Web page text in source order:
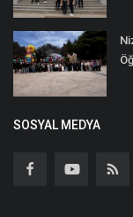
SOSYAL MEDYA